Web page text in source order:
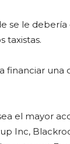
se le debería
taxistas.
financiar una
el mayor
Inc,